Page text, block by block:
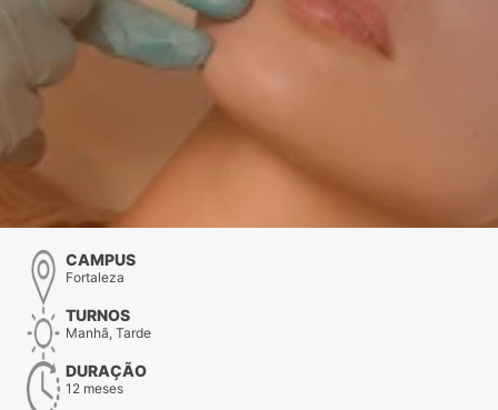
CAMPUS
Fortaleza
TURNOS
Manhã, Tarde
DURAÇÃO
12 meses